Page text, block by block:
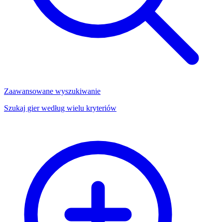
Zaawansowane wyszukiwanie
Szukaj gier według wielu kryteriów